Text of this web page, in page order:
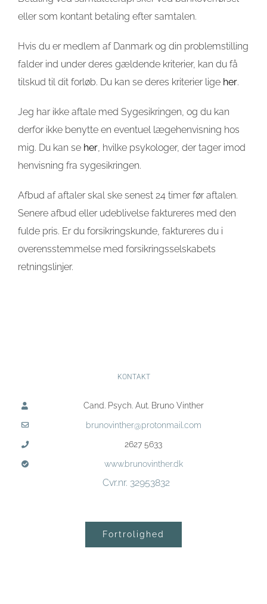
eller som kontant betaling efter samtalen.
Hvis du er medlem af Danmark og din problemstilling
falder ind under deres gældende kriterier, kan du få
tilskud til dit forløb. Du kan se deres kriterier lige her.
Jeg har ikke aftale med Sygesikringen, og du kan
derfor ikke benytte en eventuel lægehenvisning hos
mig. Du kan se her , hvilke psykologer, der tager imod
henvisning fra sygesikringen.
Afbud af aftaler skal ske senest 24 timer før aftalen.
Senere afbud eller udeblivelse faktureres med den
fulde pris. Er du forsikringskunde, faktureres du i
overensstemmelse med forsikringsselskabets
retningslinjer.
KONTAKT
Cand. Psych. Aut. Bruno Vinther
brunovinther@protonmail.com
2627 5633
www.brunovinther.dk
Cvr.nr. 32953832
Fortrolighed